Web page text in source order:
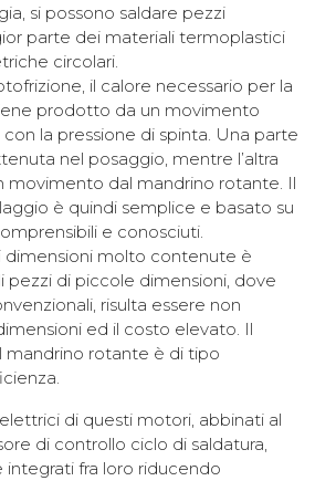
si possono saldare pezzi
parte dei materiali termoplastici
circolari.
il calore necessario per la
prodotto da un movimento
la pressione di spinta. Una parte
nel posaggio, mentre l’altra
movimento dal mandrino rotante. Il
è quindi semplice e basato su
e conosciuti.
molto contenute è
pezzi di piccole dimensioni, dove
risulta essere non
ed il costo elevato. Il
mandrino rotante è di tipo
di questi motori, abbinati al
di controllo ciclo di saldatura,
fra loro riducendo